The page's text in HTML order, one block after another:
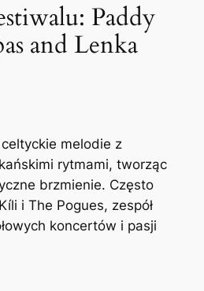
Paddy
and Lenka
melodie z
rytmami, tworząc
brzmienie. Często
i The Pogues, zespół
koncertów i pasji